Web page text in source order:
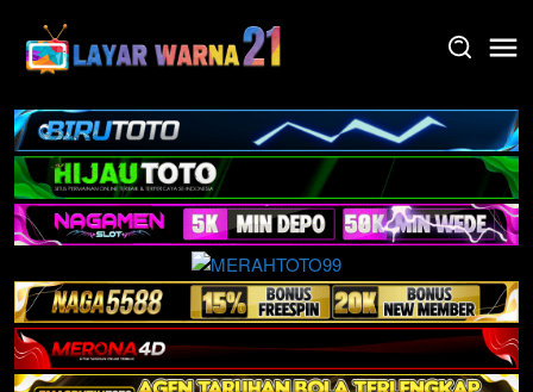
content